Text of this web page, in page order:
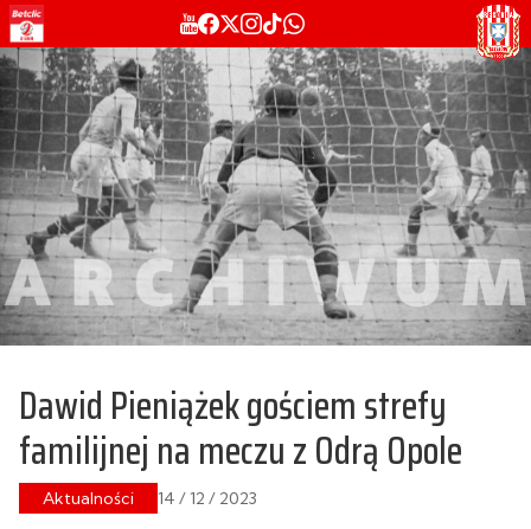
Dawid Pieniążek gościem strefy
familijnej na meczu z Odrą Opole
Aktualności 14 / 12 / 2023